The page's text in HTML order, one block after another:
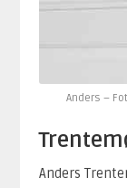
Anders –
Anders